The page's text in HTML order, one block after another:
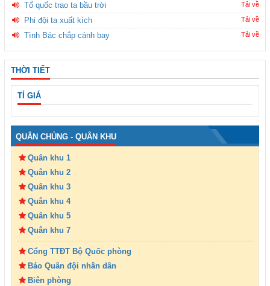
Tổ quốc trao ta bầu trời Tải về
Phi đội ta xuất kích Tải về
Tình Bác chắp cánh bay Tải về
THỜI TIẾT
TỈ GIÁ
QUÂN CHỦNG - QUÂN KHU
Quân khu 1
Quân khu 2
Quân khu 3
Quân khu 4
Quân khu 5
Quân khu 7
Cổng TTĐT Bộ Quốc phòng
Báo Quân đội nhân dân
Biên phòng